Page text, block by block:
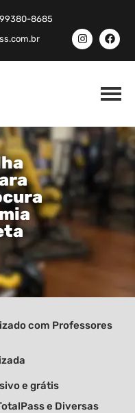
99380-8685
com Professores
e grátis
e Diversas